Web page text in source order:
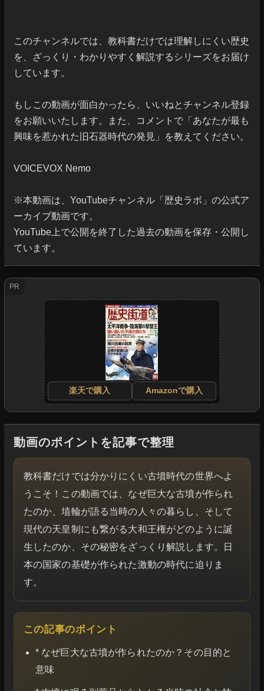
このチャンネルでは、教科書だけでは理解しにくい歴史
を、ざっくり・わかりやすく解説するシリーズをお届け
しています。
もしこの動画が面白かったら、いいねとチャンネル登録
をお願いいたします。また、コメントで「あなたが最も
興味を惹かれた旧石器時代の発見」を教えてください。
VOICEVOX Nemo
※本動画は、YouTubeチャンネル「歴史ラボ」の公式ア
ーカイブ動画です。
YouTube上で公開を終了した過去の動画を保存・公開し
ています。
PR
楽天で購入 Amazonで購入
動画のポイントを記事で整理
教科書だけでは分かりにくい古墳時代の世界へよ
うこそ！この動画では、なぜ巨大な古墳が作られ
たのか、埴輪が語る当時の人々の暮らし、そして
現代の天皇制にも繋がる大和王権がどのように誕
生したのか、その秘密をざっくり解説します。日
本の国家の基礎が作られた激動の時代に迫りま
す。
この記事のポイント
* なぜ巨大な古墳が作られたのか？その目的と
意味